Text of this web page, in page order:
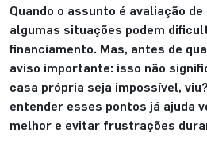
Quando o assunto é avaliação
algumas situações podem
financiamento. Mas, antes de
aviso importante: isso não
casa própria seja impossível,
entender esses pontos já ajuda
melhor e evitar frustrações